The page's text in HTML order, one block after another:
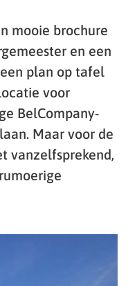
mooie brochure
en een
plan op tafel
voor
BelCompany-
Maar voor de
vanzelfsprekend,